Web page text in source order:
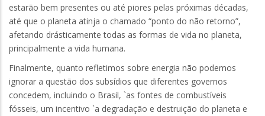
estarão bem presentes ou até piores pelas próximas décadas,
até que o planeta atinja o chamado “ponto do não retorno”,
afetando drásticamente todas as formas de vida no planeta,
principalmente a vida humana.
Finalmente, quanto refletimos sobre energia não podemos
ignorar a questão dos subsídios que diferentes governos
concedem, incluindo o Brasil, `as fontes de combustíveis
fósseis, um incentivo `a degradação e destruição do planeta e